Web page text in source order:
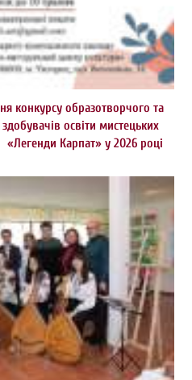
конкурсу образотворчого та
освіти мистецьких
«Легенди Карпат» у 2026 році